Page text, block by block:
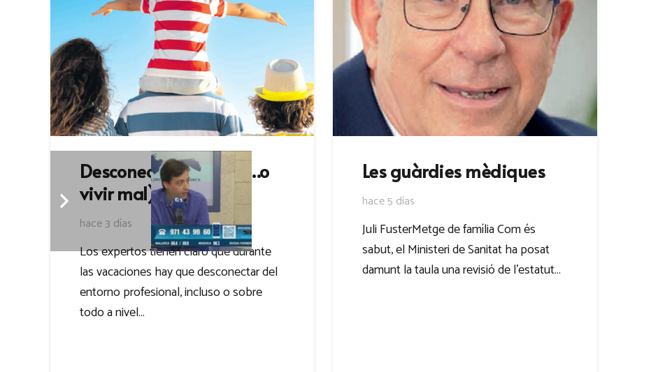
Desconectar o morir (…o
vivir mal)
hace 3 días
Los expertos tienen claro que durante
las vacaciones hay que desconectar del
entorno profesional, incluso o sobre
todo a nivel…
Les guàrdies mèdiques
hace 5 días
Juli FusterMetge de família Com és
sabut, el Ministeri de Sanitat ha posat
damunt la taula una revisió de l’estatut…